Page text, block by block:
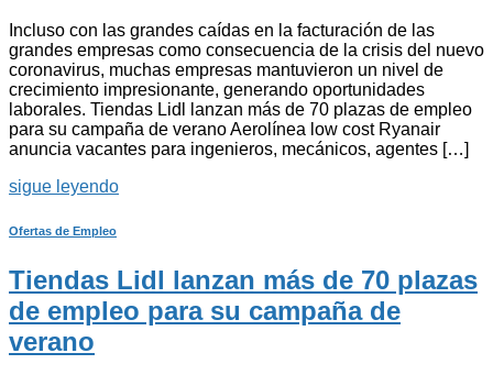
Incluso con las grandes caídas en la facturación de las
grandes empresas como consecuencia de la crisis del nuevo
coronavirus, muchas empresas mantuvieron un nivel de
crecimiento impresionante, generando oportunidades
laborales. Tiendas Lidl lanzan más de 70 plazas de empleo
para su campaña de verano Aerolínea low cost Ryanair
anuncia vacantes para ingenieros, mecánicos, agentes […]
sigue leyendo
Ofertas de Empleo
Tiendas Lidl lanzan más de 70 plazas
de empleo para su campaña de
verano